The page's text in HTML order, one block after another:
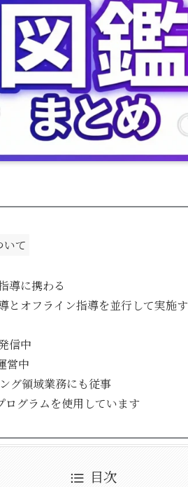
いて
導に携わる
とオフライン指導を並行して実施
信中
営中
グ領域業務にも従事
ログラムを使用しています
目次